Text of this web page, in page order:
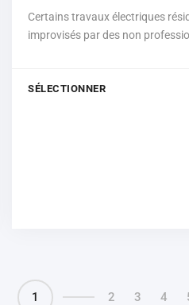
Certains travaux électriques
improvisés par des non
SÉLECTIONNER
1 2 3 4